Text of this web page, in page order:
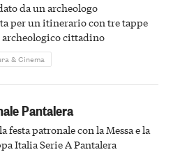
da un archeologo
per un itinerario con tre tappe
archeologico cittadino
& Cinema
Pantalera
festa patronale con la Messa e la
Italia Serie A Pantalera